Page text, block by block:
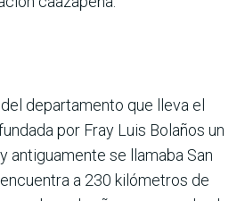
departamento que lleva el
por Fray Luis Bolaños un
antiguamente se llamaba San
a 230 kilómetros de